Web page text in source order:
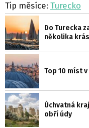
Tip měsíce: Turecko
Do Turecka
několika
Top 10 míst
Úchvatná
obří údy